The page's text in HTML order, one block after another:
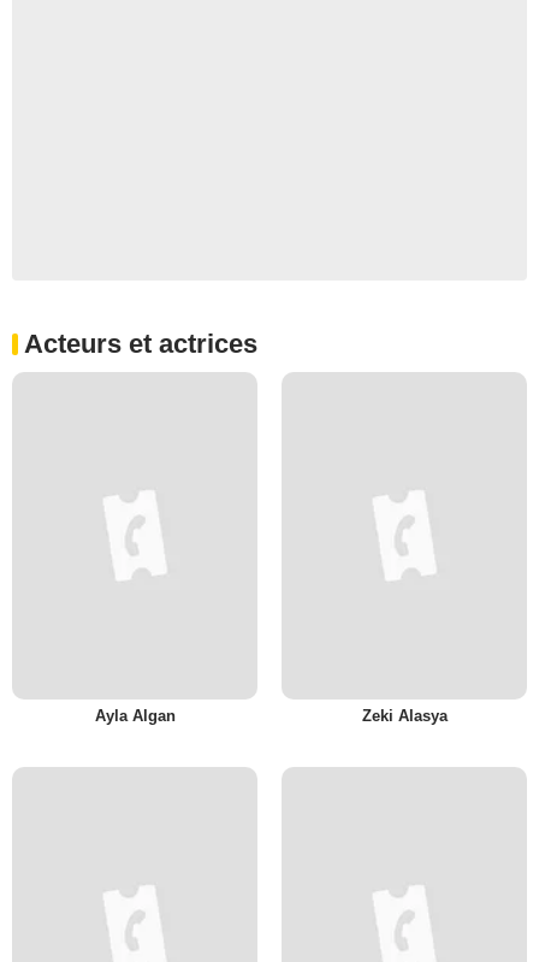
Acteurs et actrices
Ayla Algan Zeki Alasya